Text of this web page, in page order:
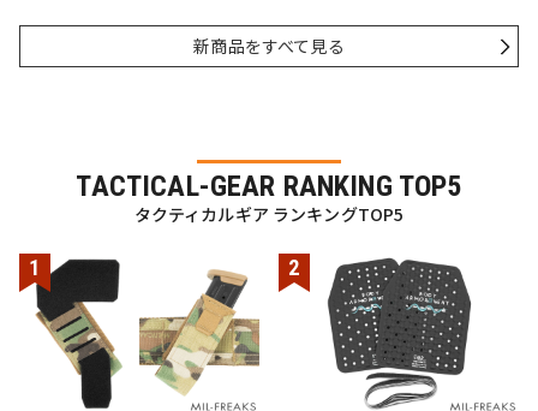
新商品をすべて見る
TACTICAL-GEAR RANKING TOP5
タクティカルギア ランキングTOP5